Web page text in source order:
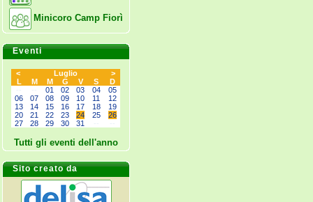
Minicoro Camp Fiorì
Eventi
< Luglio
>
L
M M G V S
D
01 02 03 04
05
06
07 08 09 10 11
12
13
14 15 16 17 18
19
20
21 22 23 24 25
26
27
28 29 30 31
Tutti gli eventi dell'anno
Sito creato da